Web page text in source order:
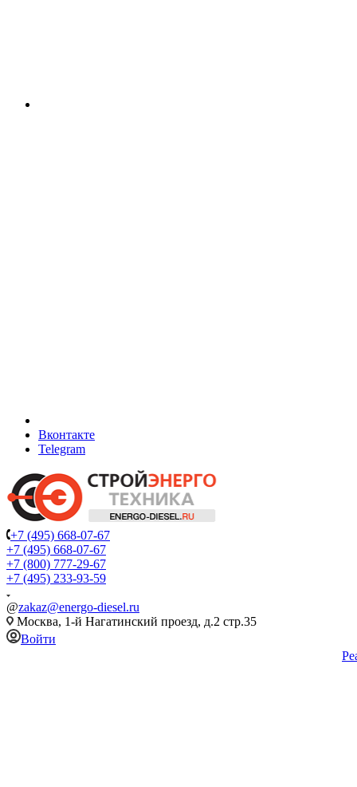
Вконтакте
Telegram
+7 (495) 668-07-67
+7 (495) 668-07-67
+7 (800) 777-29-67
+7 (495) 233-93-59
@zakaz@energo-diesel.ru
Москва, 1-й Нагатинский проезд, д.2 стр.35
Войти